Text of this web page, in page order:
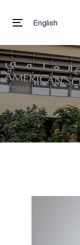
English